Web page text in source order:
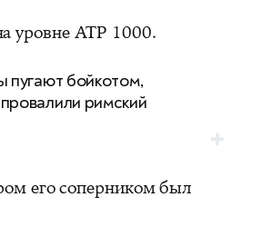
уровне ATP 1000.
пугают бойкотом,
римский
его соперником был